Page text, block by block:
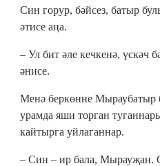
Син горур, бәйсез, батыр
әтисе аңа.
– Ул бит әле кечкенә, үскәч
әнисе.
Менә беркөнне Мыраубатыр
урамда яши торган
кайтырга уйлаганнар.
– Син – ир бала, Мырауҗан.